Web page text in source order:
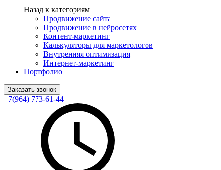
Назад к категориям
Продвижение сайта
Продвижение в нейросетях
Контент-маркетинг
Калькуляторы для маркетологов
Внутренняя оптимизация
Интернет-маркетинг
Портфолио
Заказать звонок
+7(964) 773-61-44